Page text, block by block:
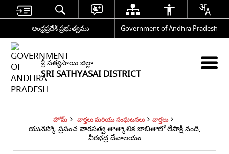
ఆంధ్రప్రదేశ్ ప్రభుత్వము Government of Andhra Pradesh
శ్రీ సత్యసాయి జిల్లా
SRI SATHYASAI DISTRICT
హోమ్ వార్తలు మరియు సంఘటనలు వార్తలు
యునెస్కో ప్రపంచ వారసత్వ తాత్కాలిక జాబితాలో లేపాక్షి నంది,
వీరభద్ర దేవాలయం